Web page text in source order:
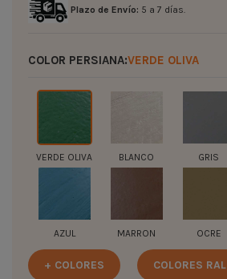
Plazo de Envío: 5 a 7 días.
COLOR PERSIANA:VERDE OLIVA
VERDE OLIVA BLANCO GRIS
AZUL MARRON OCRE
+ COLORES COLORES RAL